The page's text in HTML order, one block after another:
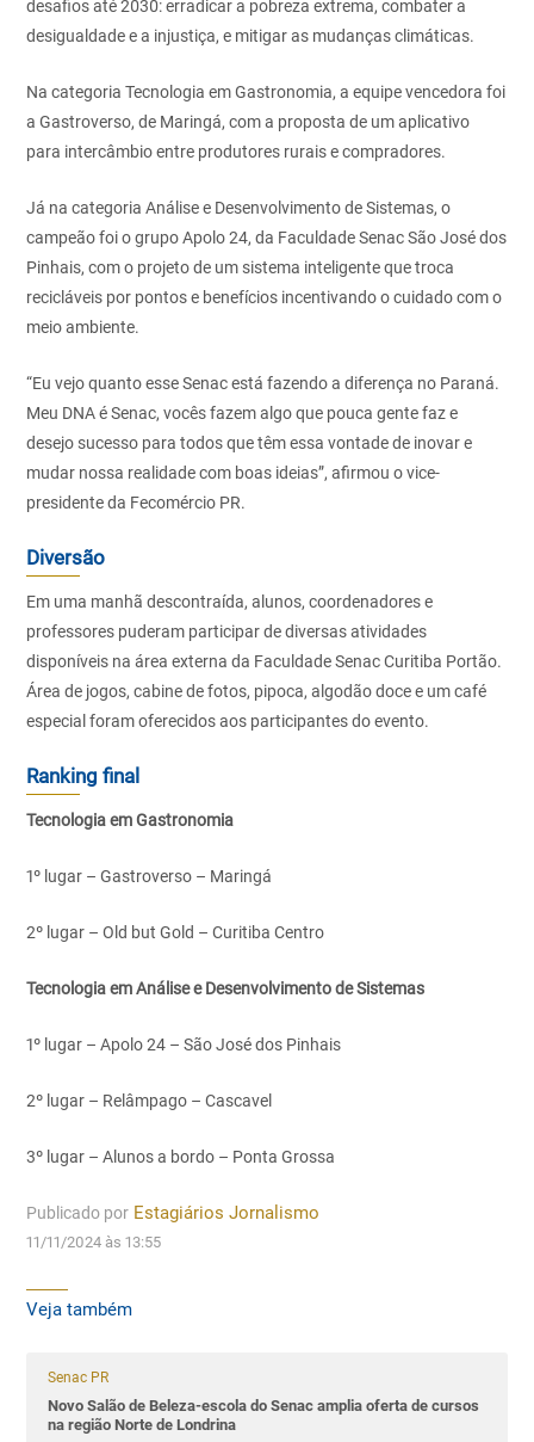
desafios até 2030: erradicar a pobreza extrema, combater a
desigualdade e a injustiça, e mitigar as mudanças climáticas.
Na categoria Tecnologia em Gastronomia, a equipe vencedora foi
a Gastroverso, de Maringá, com a proposta de um aplicativo
para intercâmbio entre produtores rurais e compradores.
Já na categoria Análise e Desenvolvimento de Sistemas, o
campeão foi o grupo Apolo 24, da Faculdade Senac São José dos
Pinhais, com o projeto de um sistema inteligente que troca
recicláveis por pontos e benefícios incentivando o cuidado com o
meio ambiente.
“Eu vejo quanto esse Senac está fazendo a diferença no Paraná.
Meu DNA é Senac, vocês fazem algo que pouca gente faz e
desejo sucesso para todos que têm essa vontade de inovar e
mudar nossa realidade com boas ideias”, afirmou o vice-
presidente da Fecomércio PR.
Diversão
Em uma manhã descontraída, alunos, coordenadores e
professores puderam participar de diversas atividades
disponíveis na área externa da Faculdade Senac Curitiba Portão.
Área de jogos, cabine de fotos, pipoca, algodão doce e um café
especial foram oferecidos aos participantes do evento.
Ranking final
Tecnologia em Gastronomia
1º lugar – Gastroverso – Maringá
2º lugar – Old but Gold – Curitiba Centro
Tecnologia em Análise e Desenvolvimento de Sistemas
1º lugar – Apolo 24 – São José dos Pinhais
2º lugar – Relâmpago – Cascavel
3º lugar – Alunos a bordo – Ponta Grossa
Publicado por Estagiários Jornalismo
11/11/2024 às 13:55
Veja também
Senac PR
Novo Salão de Beleza-escola do Senac amplia oferta de cursos
na região Norte de Londrina